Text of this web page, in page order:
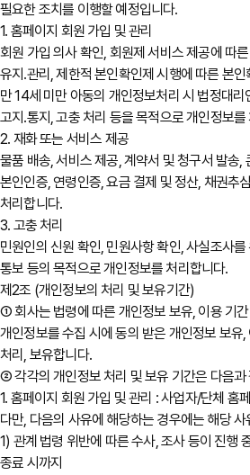
필요한 조치를 이행할 예정입니다.
1. 홈페이지 회원 가입 및 관리
회원 가입 의사 확인, 회원제 서비스 제공에 따
유지․관리, 제한적 본인확인제 시행에 따른 본
만 14세 미만 아동의 개인정보처리 시 법정대
고지․통지, 고충 처리 등을 목적으로 개인정보
2. 재화 또는 서비스 제공
물품 배송, 서비스 제공, 계약서 및 청구서 발송,
본인인증, 연령인증, 요금 결제 및 정산, 채권추
처리합니다.
3. 고충 처리
민원인의 신원 확인, 민원사항 확인, 사실조사를
통보 등의 목적으로 개인정보를 처리합니다.
제2조 (개인정보의 처리 및 보유기간)
① 회사는 법령에 따른 개인정보 보유, 이용 기
개인정보를 수집 시에 동의 받은 개인정보 보유
처리, 보유합니다.
② 각각의 개인정보 처리 및 보유 기간은 다음과
1. 홈페이지 회원 가입 및 관리 : 사업자/단체 홈
다만, 다음의 사유에 해당하는 경우에는 해당 사
1) 관계 법령 위반에 따른 수사, 조사 등이 진행
종료 시까지